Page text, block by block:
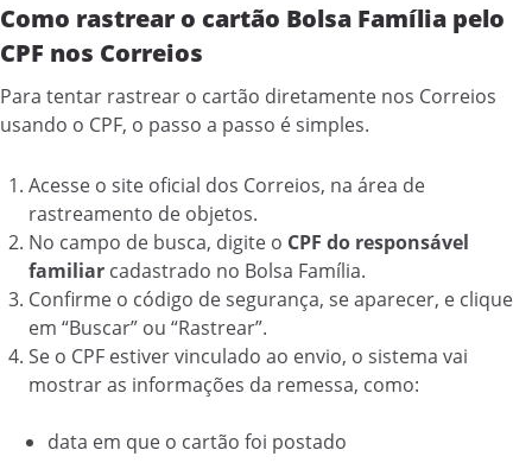
Como rastrear o cartão Bolsa Família pelo
CPF nos Correios
Para tentar rastrear o cartão diretamente nos Correios
usando o CPF, o passo a passo é simples.
Acesse o site oficial dos Correios, na área de
rastreamento de objetos.
No campo de busca, digite o CPF do responsável
familiar cadastrado no Bolsa Família.
Confirme o código de segurança, se aparecer, e clique
em “Buscar” ou “Rastrear”.
Se o CPF estiver vinculado ao envio, o sistema vai
mostrar as informações da remessa, como:
data em que o cartão foi postado